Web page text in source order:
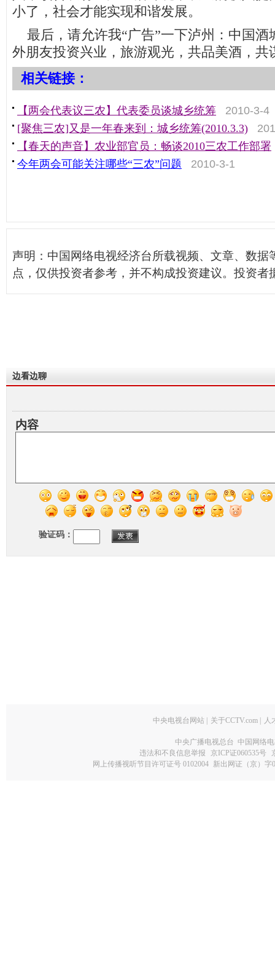
小了，社会才能实现和谐发展。
最后，请允许我“广告”一下泸州：中国酒
外朋友投资兴业，旅游观光，共品美酒，共
相关链接：
【两会代表议三农】代表委员谈城乡统筹 2010-3-4
[聚焦三农]又是一年春来到：城乡统筹(2010.3.3)
【春天的声音】农业部官员：畅谈2010三农工作部署
今年两会可能关注哪些“三农”问题
2010-3-1
声明：中国网络电视经济台所载视频、文章、数据
点，仅供投资者参考，并不构成投资建议。投资者
边看边聊
内容
验证码：
中央电视台网站 关于CCTV.com 人
中央广播电视总台 中国网络
违法和不良信息举报
京ICP证060535号
网上传播视听节目许可证号 0102004 新出网证（京）